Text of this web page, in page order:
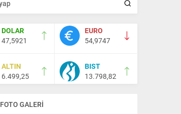
DOLAR
47,5921
EURO
54,9747
ALTIN
6.499,25
BIST
13.798,82
FOTO GALERI